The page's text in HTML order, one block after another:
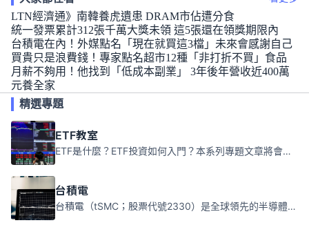
LTN經濟通》南韓養虎遺患 DRAM市佔遭分食
統一發票累計312張千萬大獎未領 這5張還在領獎期限內
台積電在內！外媒點名「現在就買這3檔」未來會感謝自己
買貴只是浪費錢！專家點名超市12種「非打折不買」食品
月薪不夠用！他找到「低成本副業」 3年後年營收近400萬
元養全家
精選專題
ETF教室
ETF是什麼？ETF投資如何入門？本系列專題文章將會告訴你新手必須知道的ETF基礎知識。
台積電
台積電（tSMC；股票代號2330）是全球領先的半導體代工公司，成立於1987年，總部位於台灣新竹。且已於美國、日本、德國及中國設廠，台積電是全球首家專業積體電路製造服務公司，也是全球最先進和最大規模的半導體代工廠。